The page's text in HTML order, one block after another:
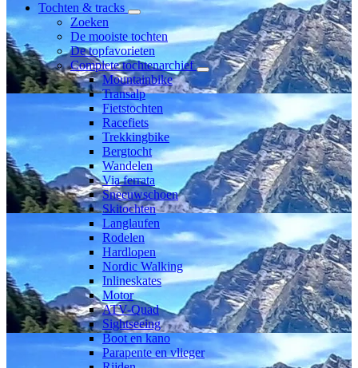
Tochten & tracks
Zoeken
De mooiste tochten
De topfavorieten
Complete tochtenarchief
Mountainbike
Transalp
Fietstochten
Racefiets
Trekkingbike
Bergtocht
Wandelen
Via ferrata
Sneeuwschoen
Skitochten
Langlaufen
Rodelen
Hardlopen
Nordic Walking
Inlineskates
Motor
ATV-Quad
Sightseeing
Boot en kano
Parapente en vlieger